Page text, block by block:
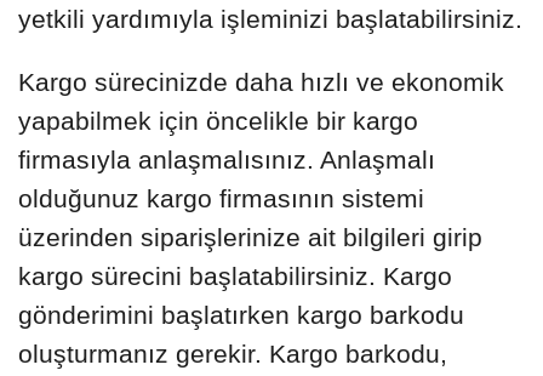
yetkili yardımıyla işleminizi başlatabilirsiniz.
Kargo sürecinizde daha hızlı ve ekonomik
yapabilmek için öncelikle bir kargo
firmasıyla anlaşmalısınız. Anlaşmalı
olduğunuz kargo firmasının sistemi
üzerinden siparişlerinize ait bilgileri girip
kargo sürecini başlatabilirsiniz. Kargo
gönderimini başlatırken kargo barkodu
oluşturmanız gerekir. Kargo barkodu,